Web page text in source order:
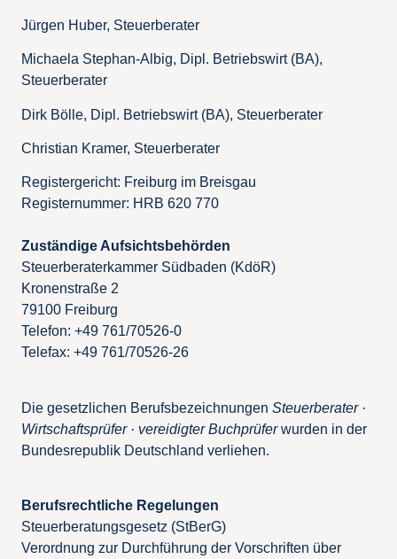
Jürgen Huber, Steuerberater
Michaela Stephan-Albig, Dipl. Betriebswirt (BA),
Steuerberater
Dirk Bölle, Dipl. Betriebswirt (BA), Steuerberater
Christian Kramer, Steuerberater
Registergericht: Freiburg im Breisgau
Registernummer: HRB 620 770
Zuständige Aufsichtsbehörden
Steuerberaterkammer Südbaden (KdöR)
Kronenstraße 2
79100 Freiburg
Telefon: +49 761/70526-0
Telefax: +49 761/70526-26
Die gesetzlichen Berufsbezeichnungen Steuerberater ·
Wirtschaftsprüfer · vereidigter Buchprüferwurden in der
Bundesrepublik Deutschland verliehen.
Berufsrechtliche Regelungen
Steuerberatungsgesetz (StBerG)
Verordnung zur Durchführung der Vorschriften über